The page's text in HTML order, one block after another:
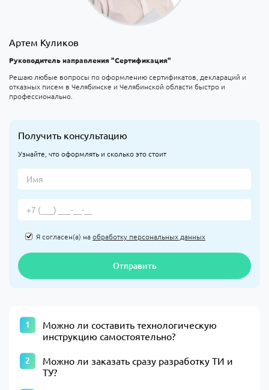
Артем Куликов
Руководитель направления "Сертификация"
Решаю любые вопросы по оформлению сертификатов, деклараций и
отказных писем в Челябинске и Челябинской области быстро и
профессионально.
Получить консультацию
Узнайте, что оформлять и сколько это стоит
Я согласен(а) наобработку персональных данных
Отправить
Можно ли составить технологическую
инструкцию самостоятельно?
Можно ли заказать сразу разработку ТИ и
ТУ?